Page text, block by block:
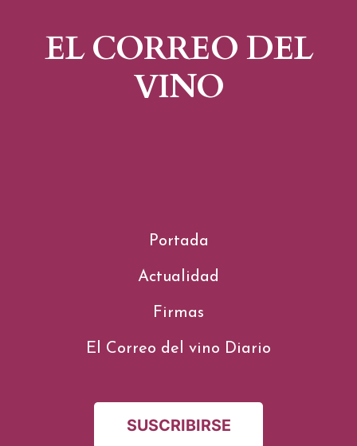
EL CORREO DEL
VINO
Portada
Actualidad
Firmas
El Correo del vino Diario
SUSCRIBIRSE